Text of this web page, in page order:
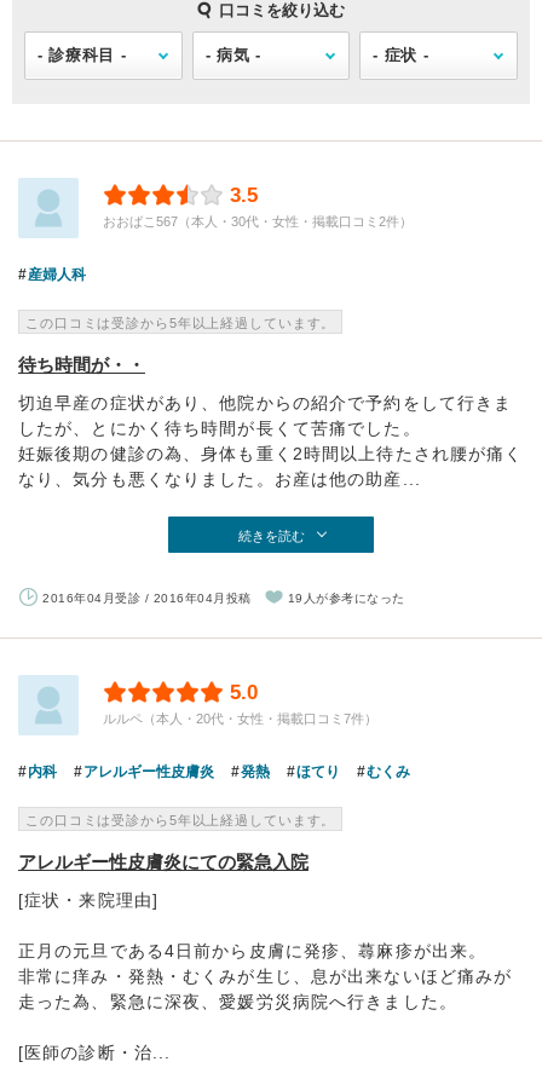
口コミを絞り込む
3.5
おおばこ567（本人・30代・女性・掲載口コミ2件）
産婦人科
この口コミは受診から5年以上経過しています。
待ち時間が・・
切迫早産の症状があり、他院からの紹介で予約をして行きま
したが、とにかく待ち時間が長くて苦痛でした。
妊娠後期の健診の為、身体も重く2時間以上待たされ腰が痛く
なり、気分も悪くなりました。お産は他の助産...
続きを読む
2016年04月受診 / 2016年04月投稿 19人が参考になった
5.0
ルルペ（本人・20代・女性・掲載口コミ7件）
内科 アレルギー性皮膚炎 発熱 ほてり むくみ
この口コミは受診から5年以上経過しています。
アレルギー性皮膚炎にての緊急入院
[症状・来院理由]
正月の元旦である4日前から皮膚に発疹、蕁麻疹が出来。
非常に痒み・発熱・むくみが生じ、息が出来ないほど痛みが
走った為、緊急に深夜、愛媛労災病院へ行きました。
[医師の診断・治...